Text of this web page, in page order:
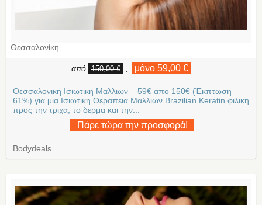
Θεσσαλονίκη
από 150,00 € μόνο 59,00 €
Θεσσαλονικη Ισιωτικη Μαλλιων – 59€ απο 150€ (Έκπτωση
61%) για μια Ισιωτικη Θεραπεια Μαλλιων Brazilian Keratin φιλικη
προς την τριχα, το δερμα και την...
Πάρε τώρα την προσφορά!
Bodydeals